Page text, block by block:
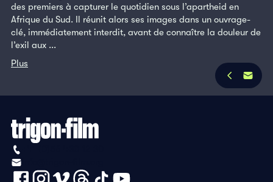
des premiers à capturer le quotidien sous l’apartheid en
Afrique du Sud. Il réunit alors ses images dans un ouvrage-
clé, immédiatement interdit, avant de connaître la douleur de
l’exil aux ...
Plus